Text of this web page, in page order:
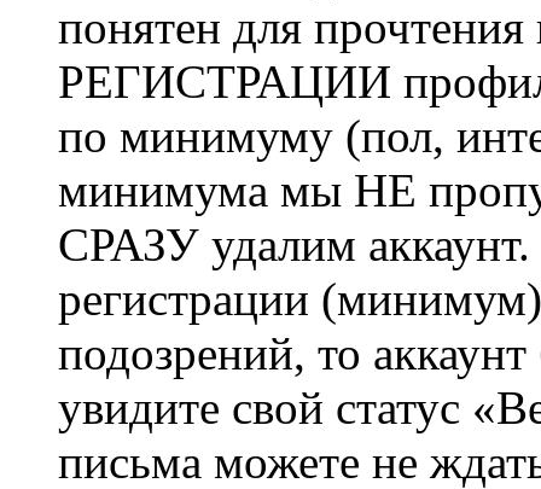
понятен для
РЕГИСТРАЦИИ профиль
по минимуму (пол,
минимума мы НЕ
СРАЗУ удалим
регистрации
подозрений, то
увидите свой статус
письма можете не